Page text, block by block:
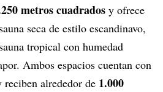
metros cuadrados y ofrece
seca de estilo escandinavo,
tropical con humedad
Ambos espacios cuentan con
alrededor de 1.000